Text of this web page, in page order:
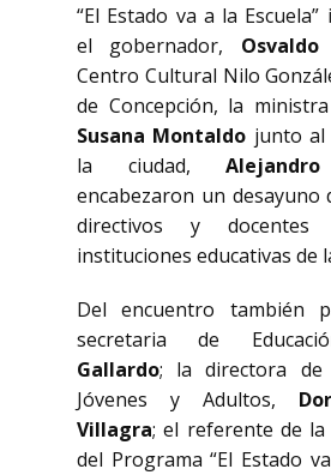
“El Estado va a la
el gobernador, Osvaldo
Centro Cultural Nilo
de Concepción, la
Susana Montaldo junto al
la ciudad,
encabezaron un desayuno
directivos y
instituciones educativas de
Del encuentro también
secretaria de
Gallardo; la directora de
Jóvenes y Adultos,
Villagra; el referente de la
del Programa “El Estado